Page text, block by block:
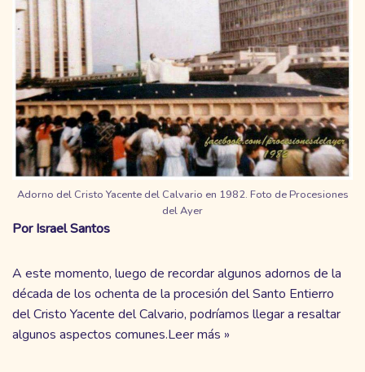
Adorno del Cristo Yacente del Calvario en 1982. Foto de Procesiones
del Ayer
Por Israel Santos
A este momento, luego de recordar algunos adornos de la
década de los ochenta de la procesión del Santo Entierro
del Cristo Yacente del Calvario, podríamos llegar a resaltar
algunos aspectos comunes.Leer más »